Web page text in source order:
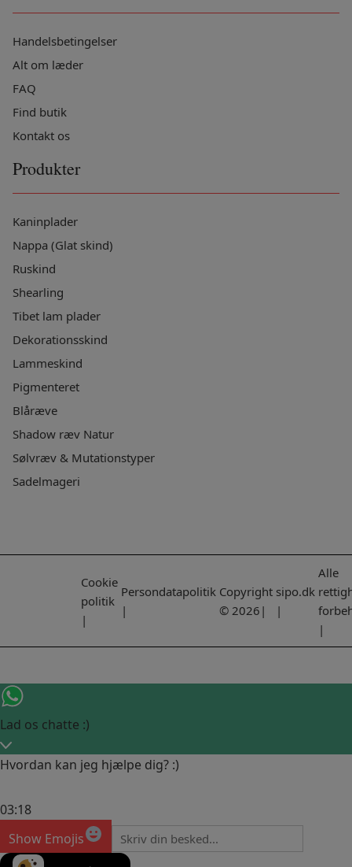
Handelsbetingelser
Alt om læder
FAQ
Find butik
Kontakt os
Produkter
Kaninplader
Nappa (Glat skind)
Ruskind
Shearling
Tibet lam plader
Dekorationsskind
Lammeskind
Pigmenteret
Blåræve
Shadow ræv Natur
Sølvræv & Mutationstyper
Sadelmageri
Cookie
politik
|
Persondatapolitik
|
Copyright
© 2026|
sipo.dk
|
Alle
|
Lad os chatte :)
Hvordan kan jeg hjælpe dig? :)
03:18
Show Emojis